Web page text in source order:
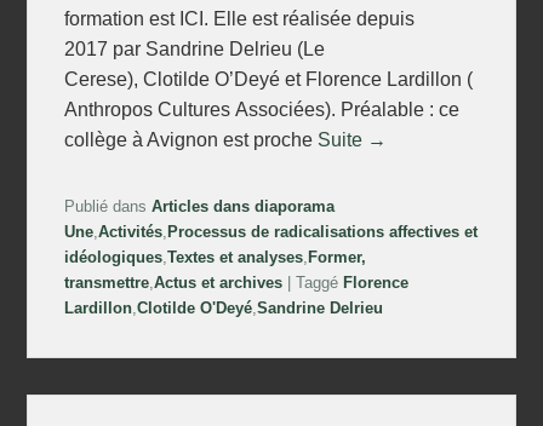
formation est ICI. Elle est réalisée depuis
2017 par Sandrine Delrieu (Le
Cerese), Clotilde O’Deyé et Florence Lardillon (
Anthropos Cultures Associées). Préalable : ce
collège à Avignon est proche Suite →
Publié dans Articles dans diaporama
Une ,Activités ,Processus de radicalisations affectives et
idéologiques ,Textes et analyses ,Former,
transmettre ,Actus et archives |Taggé Florence
Lardillon ,Clotilde O'Deyé ,Sandrine Delrieu